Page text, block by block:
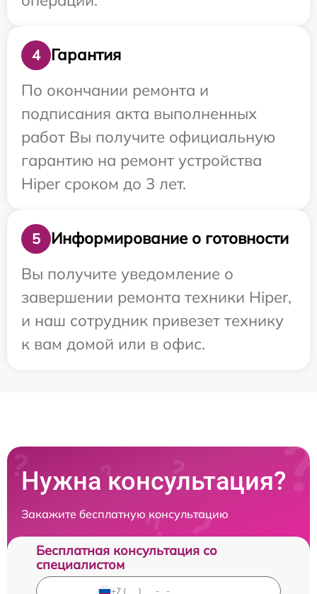
4
Гарантия
По окончании ремонта и
подписания акта выполненных
работ Вы получите официальную
гарантию на ремонт устройства
Hiper сроком до 3 лет.
5
Информирование о готовности
Вы получите уведомление о
завершении ремонта техники Hiper,
и наш сотрудник привезет технику
к вам домой или в офис.
Нужна консультация?
Закажите бесплатную консультацию
Бесплатная консультация со
специалистом